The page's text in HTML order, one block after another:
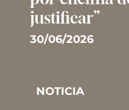
justificar”
30/06/2026
NOTICIA